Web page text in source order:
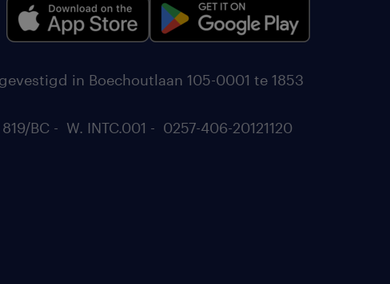
in Boechoutlaan 105-0001 te 1853
BC - W. INTC.001 - 0257-406-20121120